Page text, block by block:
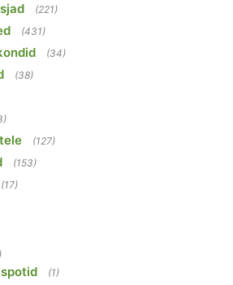
(221)
(431)
(34)
(38)
(127)
(153)
(17)
(1)